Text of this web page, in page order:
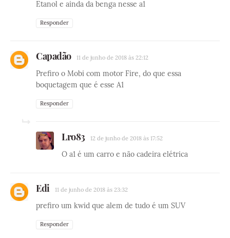
Etanol e ainda da benga nesse a1
Responder
Capadão 11 de junho de 2018 às 22:12
Prefiro o Mobi com motor Fire, do que essa
boquetagem que é esse A1
Responder
Lro83 12 de junho de 2018 às 17:52
O a1 é um carro e não cadeira elétrica
Edi 11 de junho de 2018 às 23:32
prefiro um kwid que alem de tudo é um SUV
Responder